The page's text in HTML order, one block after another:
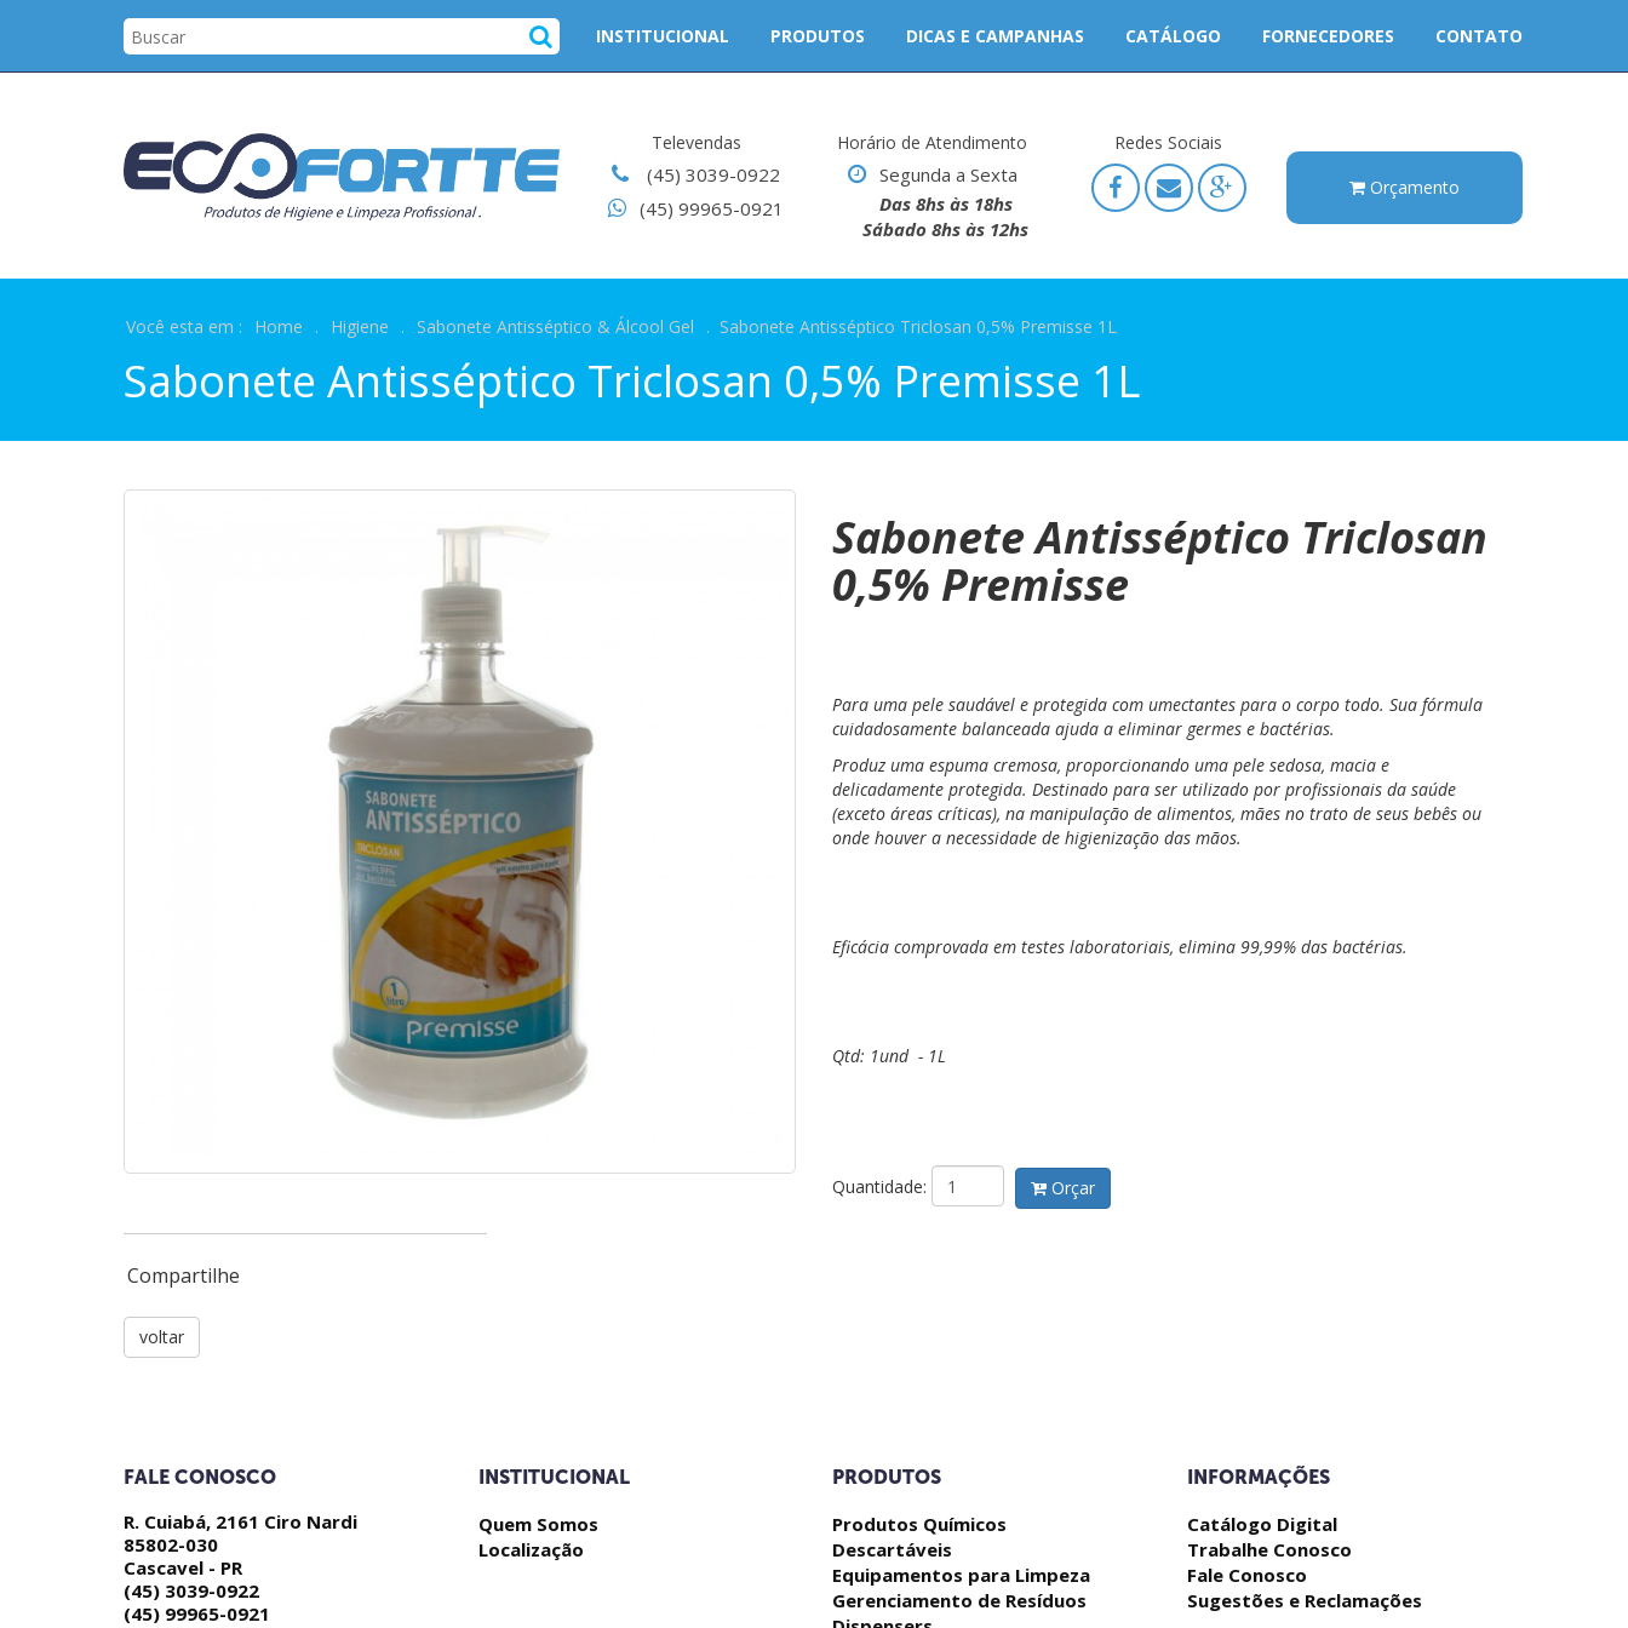
INSTITUCIONAL PRODUTOS DICAS E CAMPANHAS CATÁLOGO FORNECEDORES CONTATO
Televendas
(45) 3039-0922
(45) 99965-0921
Horário de Atendimento
Segunda a Sexta
Das 8hs às 18hs
Sábado 8hs às 12hs
Redes Sociais
Orçamento
Você esta em : Home . Higiene . Sabonete Antisséptico & Álcool Gel . Sabonete Antisséptico Triclosan 0,5% Premisse 1L
Sabonete Antisséptico Triclosan 0,5% Premisse 1L
Sabonete Antisséptico Triclosan
0,5% Premisse
Para uma pele saudável e protegida com umectantes para o corpo todo. Sua fórmula
cuidadosamente balanceada ajuda a eliminar germes e bactérias.
Produz uma espuma cremosa, proporcionando uma pele sedosa, macia e
delicadamente protegida. Destinado para ser utilizado por profissionais da saúde
(exceto áreas críticas), na manipulação de alimentos, mães no trato de seus bebês ou
onde houver a necessidade de higienização das mãos.
Eficácia comprovada em testes laboratoriais, elimina 99,99% das bactérias.
Qtd: 1und - 1L
Quantidade: Orçar
Compartilhe
voltar
FALE CONOSCO
R. Cuiabá, 2161 Ciro Nardi
85802-030
Cascavel - PR
(45) 3039-0922
(45) 99965-0921
INSTITUCIONAL
Quem Somos
Localização
PRODUTOS
Produtos Químicos
Descartáveis
Equipamentos para Limpeza
Gerenciamento de Resíduos
INFORMAÇÕES
Catálogo Digital
Trabalhe Conosco
Fale Conosco
Sugestões e Reclamações